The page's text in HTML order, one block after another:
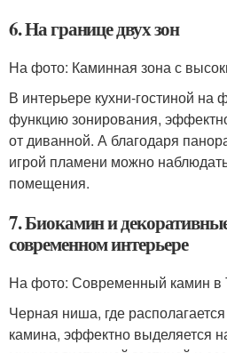
6. На границе двух зон
На фото: Каминная зона с
В интерьере кухни-гостиной на
функцию зонирования,
от диванной. А благодаря
игрой пламени можно
помещения.
7. Биокамин и
современном интерьере
На фото: Современный камин в
Черная ниша, где
камина, эффектно выделяется